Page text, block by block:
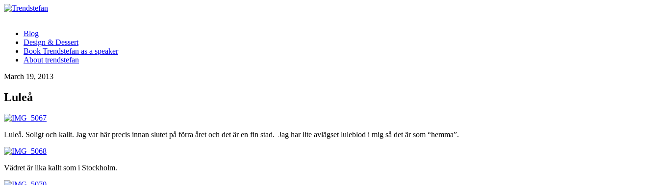
Blog
Design & Dessert
Book Trendstefan as a speaker
About trendstefan
March 19, 2013
Luleå
Luleå. Soligt och kallt. Jag var här precis innan slutet på förra året och det är en fin stad. Jag har lite avlägset luleblod i mig så det är som “hemma”.
Vädret är lika kallt som i Stockholm.